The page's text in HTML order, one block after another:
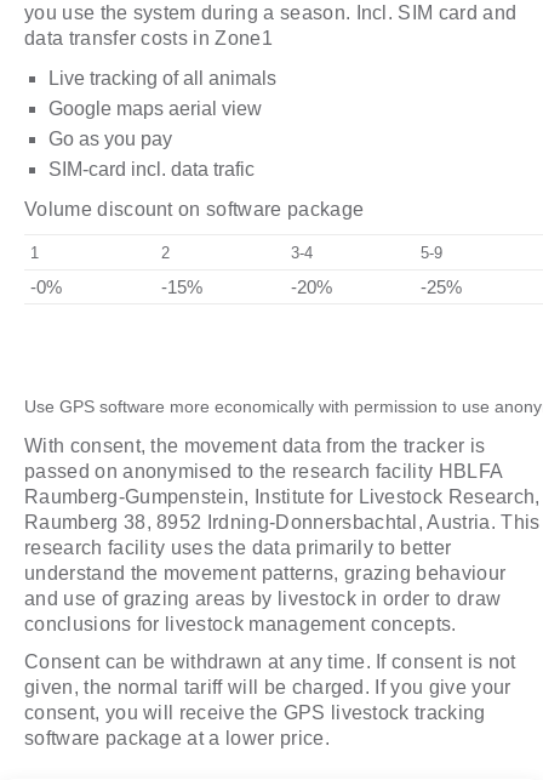
you use the system during a season. Incl. SIM card and
data transfer costs in Zone1
Live tracking of all animals
Google maps aerial view
Go as you pay
SIM-card incl. data trafic
Volume discount on software package
1 2 3-4 5-9
-0% -15% -20% -25%
Use GPS software more economically with permission to use
With consent, the movement data from the tracker is
passed on anonymised to the research facility HBLFA
Raumberg-Gumpenstein, Institute for Livestock Research,
Raumberg 38, 8952 Irdning-Donnersbachtal, Austria. This
research facility uses the data primarily to better
understand the movement patterns, grazing behaviour
and use of grazing areas by livestock in order to draw
conclusions for livestock management concepts.
Consent can be withdrawn at any time. If consent is not
given, the normal tariff will be charged. If you give your
consent, you will receive the GPS livestock tracking
software package at a lower price.